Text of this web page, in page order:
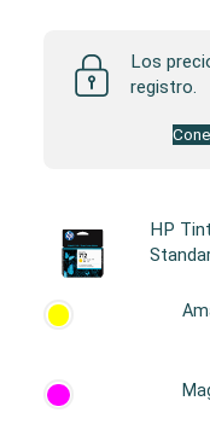
Los
registro.
HP